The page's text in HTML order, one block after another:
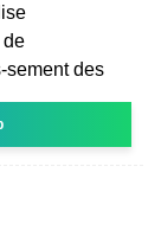
de
sement des